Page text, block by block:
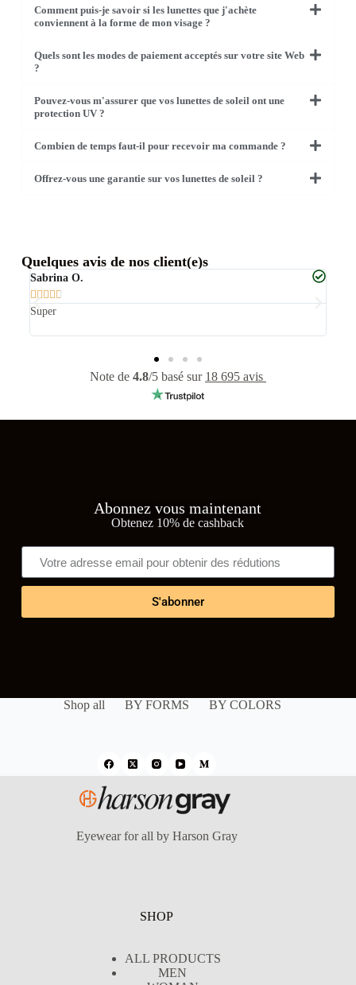
Comment puis-je savoir si les lunettes que j'achète
conviennent à la forme de mon visage ?
Quels sont les modes de paiement acceptés sur votre site Web
?
Pouvez-vous m'assurer que vos lunettes de soleil ont une
protection UV ?
Combien de temps faut-il pour recevoir ma commande ?
Offrez-vous une garantie sur vos lunettes de soleil ?
Quelques avis de nos client(e)s
Isabelle P.

Note de 4.8/5 basé sur 18 695 avis
Abonnez vous maintenant
Obtenez 10% de cashback
S'abonner
Shop all BY FORMS BY COLORS
Eyewear for all by Harson Gray
SHOP
ALL PRODUCTS
MEN